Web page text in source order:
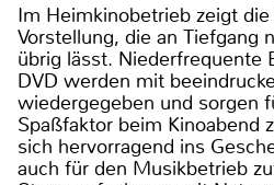
Im Heimkinobetrieb zeigt
Vorstellung, die an Tiefgang
übrig lässt. Niederfrequente
DVD werden mit
wiedergegeben und sorgen
Spaßfaktor beim Kinoabend
sich hervorragend ins
auch für den Musikbetrieb